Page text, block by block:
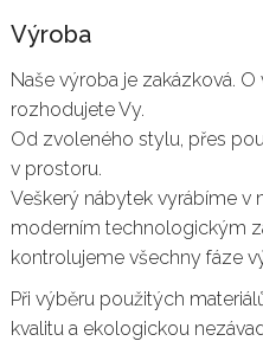
Výroba
Naše výroba je zakázková.
rozhodujete Vy.
Od zvoleného stylu, přes
v prostoru.
Veškerý nábytek vyrábíme v
moderním technologickým
kontrolujeme všechny fáze
Při výběru použitých
kvalitu a ekologickou